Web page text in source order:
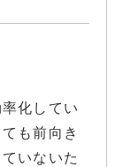
化してい
も前向き
いないた